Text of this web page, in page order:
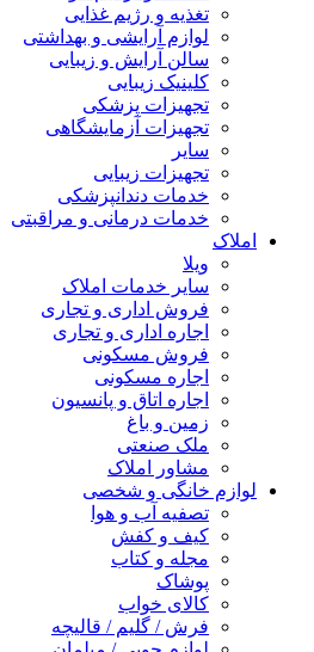
تغذیه و رژیم غذایی
لوازم آرایشی و بهداشتی
سالن آرایش و زیبایی
کلینیک زیبایی
تجهیزات پزشکی
تجهیزات آزمایشگاهی
سایر
تجهیزات زیبایی
خدمات دندانپزشکی
خدمات درمانی و مراقبتی
املاک
ویلا
سایر خدمات املاک
فروش اداری و تجاری
اجاره اداری و تجاری
فروش مسکونی
اجاره مسکونی
اجاره اتاق و پانسیون
زمین و باغ
ملک صنعتی
مشاور املاک
لوازم خانگی و شخصی
تصفیه آب و هوا
کیف و کفش
مجله و کتاب
پوشاک
کالای خواب
فرش / گلیم / قالیچه